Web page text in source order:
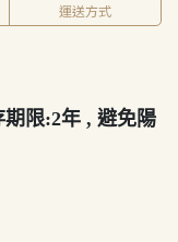
運送方式
限:2年 , 避免陽